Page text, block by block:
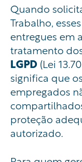
Quando
Trabalho,
entregues em
tratamento
LGPD (Lei
significa que
empregados
proteção
autorizado.